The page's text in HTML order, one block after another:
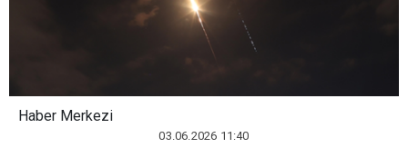
Haber Merkezi
03.06.2026 11:40